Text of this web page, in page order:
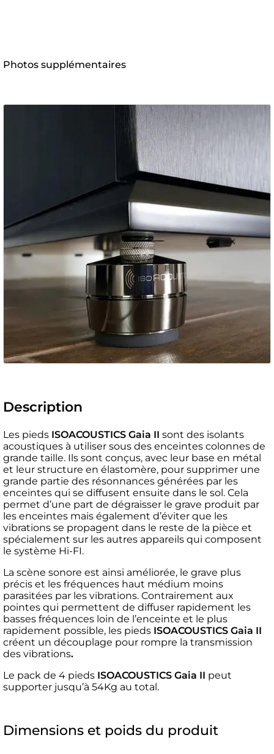
Photos supplémentaires
Description
Les pieds ISOACOUSTICS Gaia II sont des isolants
acoustiques à utiliser sous des enceintes colonnes de
grande taille. Ils sont conçus, avec leur base en métal
et leur structure en élastomère, pour supprimer une
grande partie des résonnances générées par les
enceintes qui se diffusent ensuite dans le sol. Cela
permet d’une part de dégraisser le grave produit par
les enceintes mais également d’éviter que les
vibrations se propagent dans le reste de la pièce et
spécialement sur les autres appareils qui composent
le système Hi-FI.
La scène sonore est ainsi améliorée, le grave plus
précis et les fréquences haut médium moins
parasitées par les vibrations. Contrairement aux
pointes qui permettent de diffuser rapidement les
basses fréquences loin de l’enceinte et le plus
rapidement possible, les pieds ISOACOUSTICS Gaia II
créent un découplage pour rompre la transmission
des vibrations.
Le pack de 4 pieds ISOACOUSTICS Gaia II peut
supporter jusqu’à 54Kg au total.
Dimensions et poids du produit